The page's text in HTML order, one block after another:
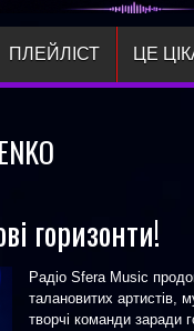
ПЛЕЙЛIСТ ЦЕ
горизонти!
Радіо Sfera Music
талановитих артистів,
творчі команди заради